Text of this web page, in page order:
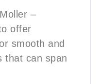
–
offer
smooth and
that can span